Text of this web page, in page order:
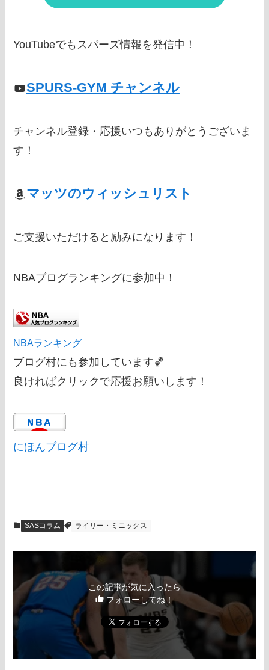
YouTubeでもスパーズ情報を発信中！
SPURS-GYM チャンネル
チャンネル登録・応援いつもありがとうございま
す！
マッツのウィッシュリスト
ご支援いただけると励みになります！
NBAブログランキングに参加中！
NBAランキング
ブログ村にも参加しています🏀
良ければクリックで応援お願いします！
にほんブログ村
SASコラム ライリー・ミニックス
この記事が気に入ったら
フォローしてね！